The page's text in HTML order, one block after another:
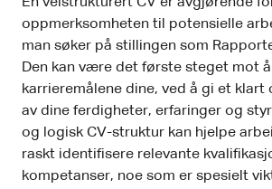
oppmerksomheten til potensielle
man søker på stillingen som
Den kan være det første steget mot
karrieremålene dine, ved å gi et klart
av dine ferdigheter, erfaringer og
og logisk CV-struktur kan hjelpe
raskt identifisere relevante
kompetanser, noe som er spesielt